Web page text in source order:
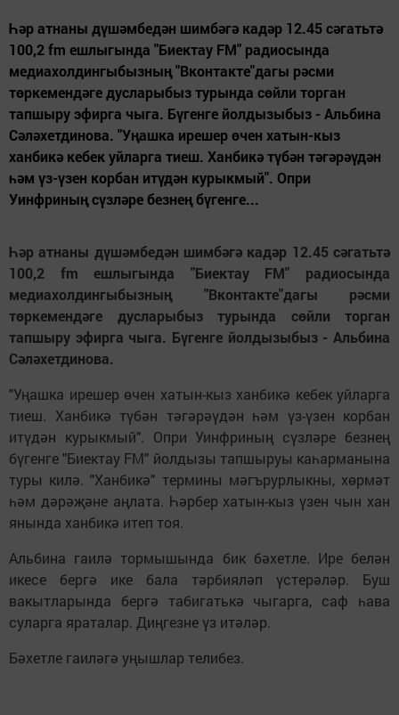
Һәр атнаны дүшәмбедән шимбәгә кадәр 12.45 сәгатьтә
100,2 fm ешлыгында "Биектау FM" радиосында
медиахолдингыбызның "Вконтакте"дагы рәсми
төркемендәге дусларыбыз турында сөйли торган
тапшыру эфирга чыга. Бүгенге йолдызыбыз - Альбина
Сәләхетдинова. "Уңашка ирешер өчен хатын-кыз
ханбикә кебек уйларга тиеш. Ханбикә түбән тәгәрәүдән
һәм үз-үзен корбан итүдән курыкмый". Опри
Уинфриның сүзләре безнең бүгенге...
Һәр атнаны дүшәмбедән шимбәгә кадәр 12.45 сәгатьтә
100,2 fm ешлыгында "Биектау FM" радиосында
медиахолдингыбызның "Вконтакте"дагы рәсми
төркемендәге дусларыбыз турында сөйли торган
тапшыру эфирга чыга. Бүгенге йолдызыбыз - Альбина
Сәләхетдинова.
"Уңашка ирешер өчен хатын-кыз ханбикә кебек уйларга
тиеш. Ханбикә түбән тәгәрәүдән һәм үз-үзен корбан
итүдән курыкмый". Опри Уинфриның сүзләре безнең
бүгенге "Биектау FM" йолдызы тапшыруы каһарманына
туры килә. "Ханбикә" термины мәгърурлыкны, хөрмәт
һәм дәрәҗәне аңлата. Һәрбер хатын-кыз үзен чын хан
янында ханбикә итеп тоя.
Альбина гаилә тормышында бик бәхетле. Ире белән
икесе бергә ике бала тәрбияләп үстерәләр. Буш
вакытларында бергә табигатькә чыгарга, саф һава
суларга яраталар. Диңгезне үз итәләр.
Бәхетле гаиләгә уңышлар телибез.